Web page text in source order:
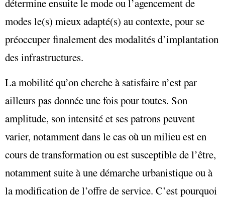
détermine ensuite le mode ou l’agencement de
modes le(s) mieux adapté(s) au contexte, pour se
préoccuper finalement des modalités d’implantation
des infrastructures.
La mobilité qu’on cherche à satisfaire n’est par
ailleurs pas donnée une fois pour toutes. Son
amplitude, son intensité et ses patrons peuvent
varier, notamment dans le cas où un milieu est en
cours de transformation ou est susceptible de l’être,
notamment suite à une démarche urbanistique ou à
la modification de l’offre de service. C’est pourquoi